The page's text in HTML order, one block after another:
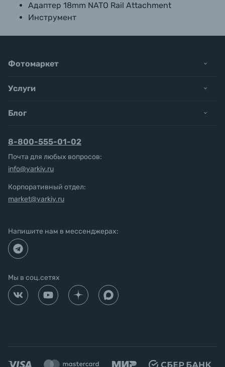
Адаптер 18mm NATO Rail Attachment
Инструмент
Фотомаркет
Услуги
Блог
8-800-555-01-02
Почта для любых вопросов:
info@yarkiy.ru
Корпоративный отдел:
market@yarkiy.ru
Напишите нам в мессенджерах:
Мы в соц.сетях